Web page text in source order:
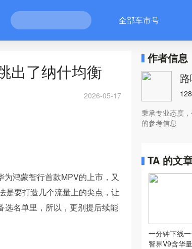
全部车市号
出了纳什均衡
2026-05-17
鸿蒙智行首款MPV的上市，又
是要打造几个流量上的尖点，让
选名单里，所以，更别提后续能
作者信息
秉承专业态度
的参考信息
TA 的文
一分钟下线
智界V9含华